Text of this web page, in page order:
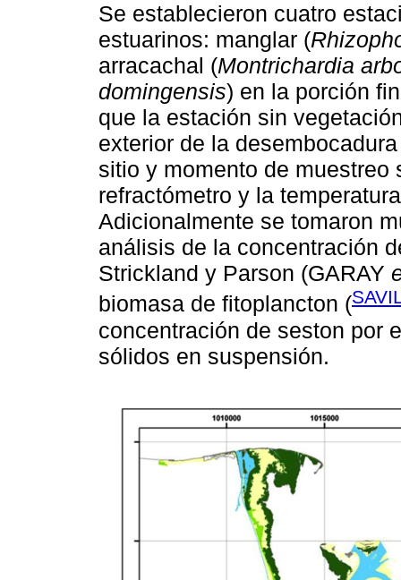
Se establecieron cuatro
estuarinos: manglar (
arracachal (Montrichardia
domingensis) en la porción
que la estación sin
exterior de la
sitio y momento de
refractómetro y la
Adicionalmente se tomaron
análisis de la concentración
Strickland y Parson (GARAY
biomasa de fitoplancton (
concentración de seston por
sólidos en suspensión.